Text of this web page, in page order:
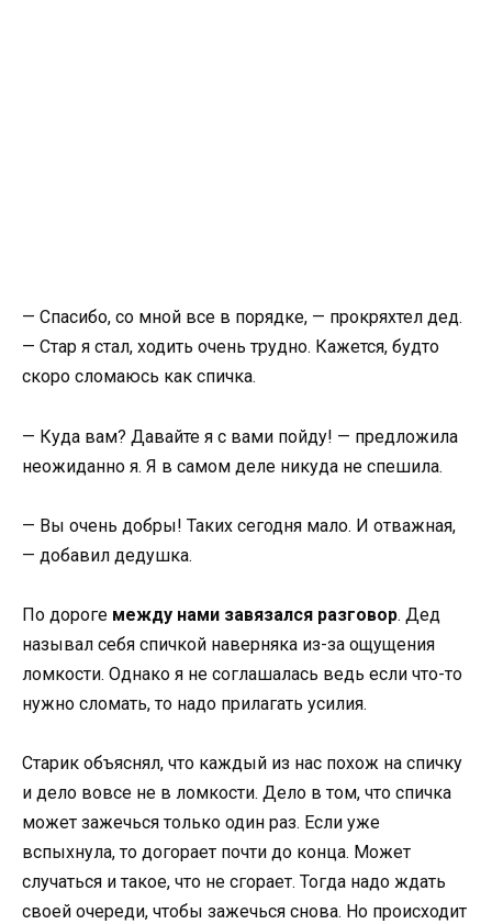
— Спасибо, со мной все в порядке, — прокряхтел дед.
— Стар я стал, ходить очень трудно. Кажется, будто
скоро сломаюсь как спичка.
— Куда вам? Давайте я с вами пойду! — предложила
неожиданно я. Я в самом деле никуда не спешила.
— Вы очень добры! Таких сегодня мало. И отважная,
— добавил дедушка.
По дороге между нами завязался разговор. Дед
называл себя спичкой наверняка из-за ощущения
ломкости. Однако я не соглашалась ведь если что-то
нужно сломать, то надо прилагать усилия.
Старик объяснял, что каждый из нас похож на спичку
и дело вовсе не в ломкости. Дело в том, что спичка
может зажечься только один раз. Если уже
вспыхнула, то догорает почти до конца. Может
случаться и такое, что не сгорает. Тогда надо ждать
своей очереди, чтобы зажечься снова. Но происходит